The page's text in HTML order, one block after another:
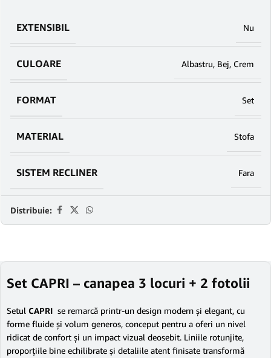
EXTENSIBIL Nu
CULOARE Albastru, Bej, Crem
FORMAT Set
MATERIAL Stofa
SISTEM RECLINER Fara
Distribuie:
Set CAPRI – canapea 3 locuri + 2 fotolii
Setul CAPRI se remarcă printr-un design modern și elegant, cu
forme fluide și volum generos, conceput pentru a oferi un nivel
ridicat de confort și un impact vizual deosebit. Liniile rotunjite,
proporțiile bine echilibrate și detaliile atent finisate transformă